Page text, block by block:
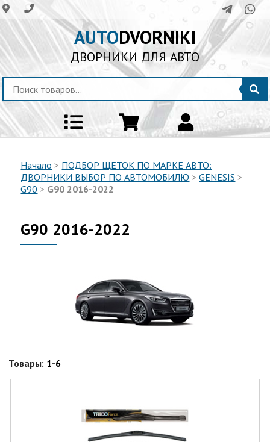
AUTODVORNIKI
ДВОРНИКИ ДЛЯ АВТО
Начало > ПОДБОР ЩЕТОК ПО МАРКЕ АВТО:
ДВОРНИКИ ВЫБОР ПО АВТОМОБИЛЮ >GENESIS >
G90 > G90 2016-2022
G90 2016-2022
Товары: 1-6